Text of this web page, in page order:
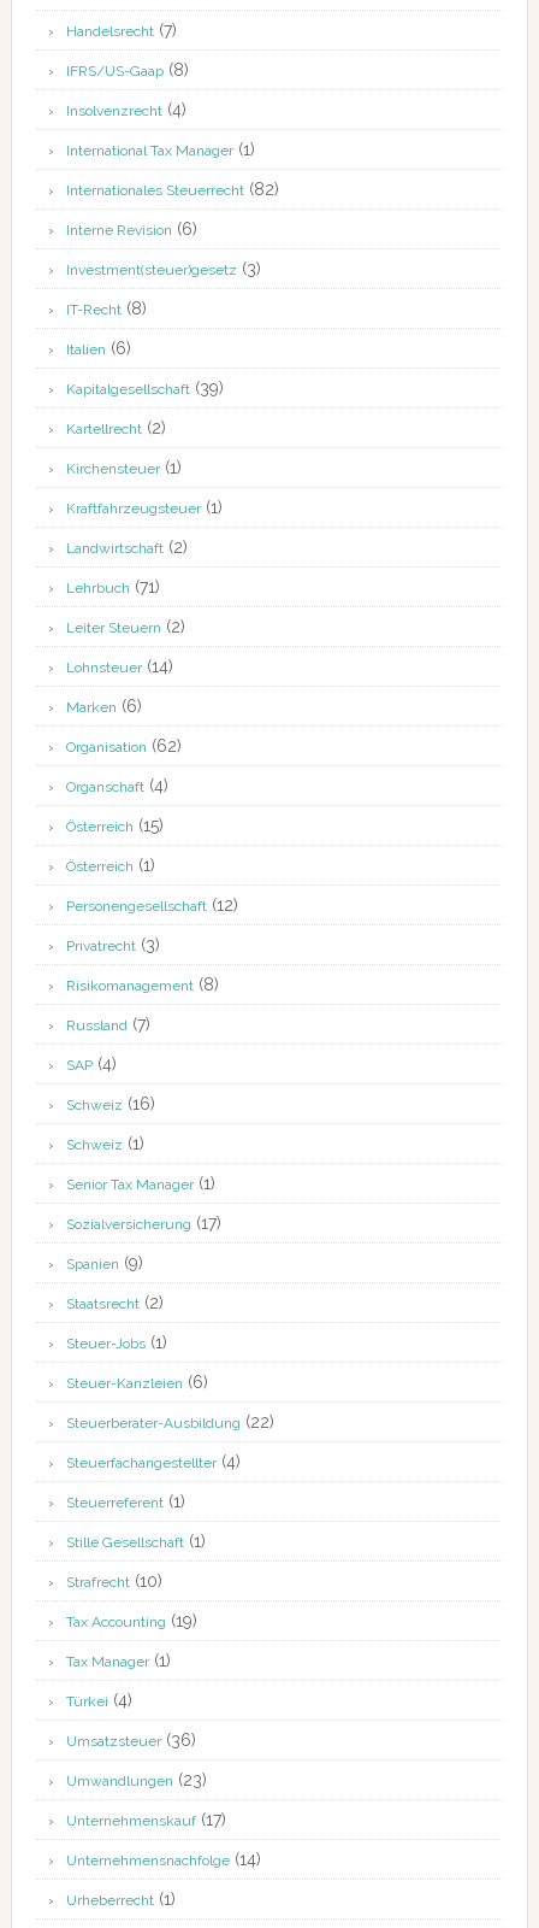
Handelsrecht(7)
IFRS/US-Gaap(8)
Insolvenzrecht(4)
International Tax Manager(1)
Internationales Steuerrecht(82)
Interne Revision (6)
Investment(steuer)gesetz (3)
IT-Recht(8)
Italien (6)
Kapitalgesellschaft(39)
Kartellrecht(2)
Kirchensteuer(1)
Kraftfahrzeugsteuer(1)
Landwirtschaft(2)
Lehrbuch (71)
Leiter Steuern (2)
Lohnsteuer(14)
Marken (6)
Organisation (62)
Organschaft(4)
Österreich (15)
Österreich (1)
Personengesellschaft(12)
Privatrecht(3)
Risikomanagement(8)
Russland(7)
SAP(4)
Schweiz (16)
Schweiz (1)
Senior Tax Manager(1)
Sozialversicherung (17)
Spanien (9)
Staatsrecht(2)
Steuer-Jobs(1)
Steuer-Kanzleien (6)
Steuerberater-Ausbildung (22)
Steuerfachangestellter(4)
Steuerreferent(1)
Stille Gesellschaft(1)
Strafrecht(10)
Tax Accounting (19)
Tax Manager(1)
Türkei (4)
Umsatzsteuer(36)
Umwandlungen (23)
Unternehmenskauf(17)
Unternehmensnachfolge(14)
Urheberrecht(1)